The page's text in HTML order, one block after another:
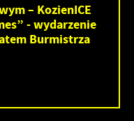
– KozienICE
- wydarzenie
Burmistrza